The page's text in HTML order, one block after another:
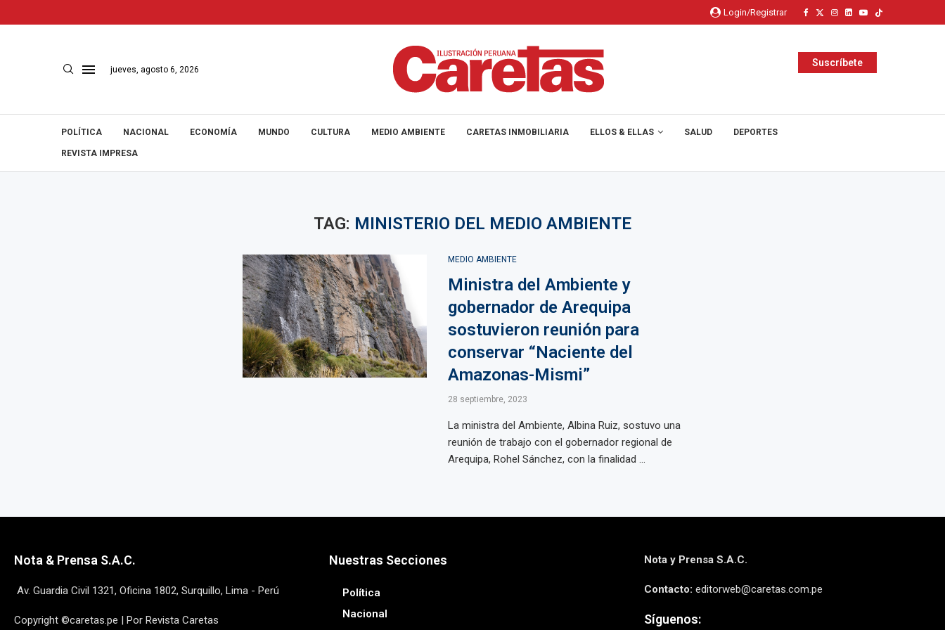
Login/Registrar
jueves, agosto 6, 2026
Suscríbete
POLÍTICA NACIONAL ECONOMÍA MUNDO CULTURA MEDIO AMBIENTE CARETAS INMOBILIARIA ELLOS & ELLAS SALUD DEPORTES
REVISTA IMPRESA
TAG: MINISTERIO DEL MEDIO AMBIENTE
MEDIO AMBIENTE
Ministra del Ambiente y
gobernador de Arequipa
sostuvieron reunión para
conservar “Naciente del
Amazonas-Mismi”
28 septiembre, 2023
La ministra del Ambiente, Albina Ruiz, sostuvo una
reunión de trabajo con el gobernador regional de
Arequipa, Rohel Sánchez, con la finalidad ...
Nota & Prensa S.A.C.
Av. Guardia Civil 1321, Oficina 1802, Surquillo, Lima - Perú
Copyright ©caretas.pe | Por Revista Caretas
Nuestras Secciones
Política
Nacional
Nota y Prensa S.A.C.
Contacto: editorweb@caretas.com.pe
Síguenos: